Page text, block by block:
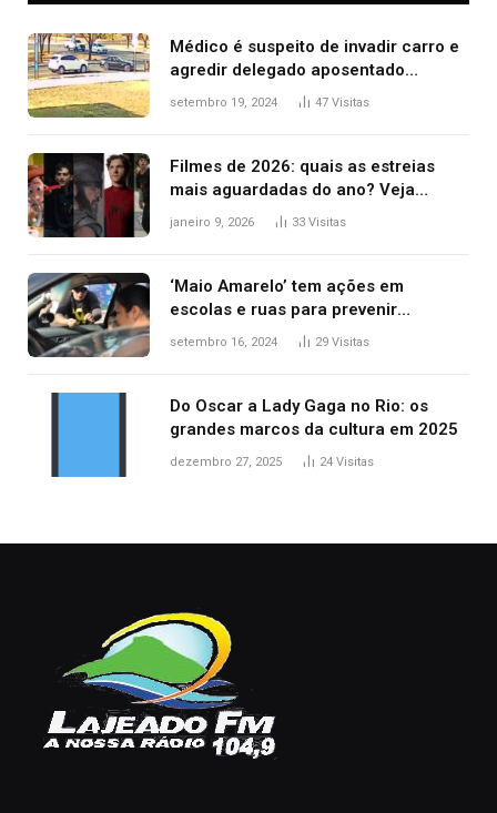
Médico é suspeito de invadir carro e
agredir delegado aposentado
durante confusão no trânsito
setembro 19, 2024 47 Visitas
Filmes de 2026: quais as estreias
mais aguardadas do ano? Veja
principais lançamentos do cinema
janeiro 9, 2026 33 Visitas
‘Maio Amarelo’ tem ações em
escolas e ruas para prevenir
acidentes no trânsito no AP
setembro 16, 2024 29 Visitas
Do Oscar a Lady Gaga no Rio: os
grandes marcos da cultura em 2025
dezembro 27, 2025 24 Visitas